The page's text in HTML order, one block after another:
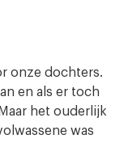
onze dochters.
en als er toch
het ouderlijk
was